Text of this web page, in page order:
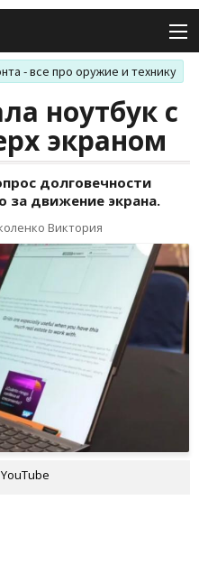
- все про оружие и технику
ноутбук с
экраном
долговечности
за движение экрана.
Виктория